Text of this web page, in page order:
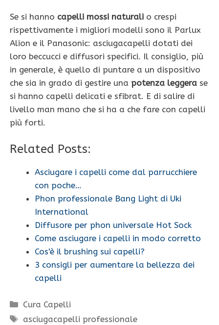
Se si hanno capelli mossi naturali o crespi
rispettivamente i migliori modelli sono il Parlux
Alion e il Panasonic: asciugacapelli dotati dei
loro beccucci e diffusori specifici. Il consiglio, più
in generale, è quello di puntare a un dispositivo
che sia in grado di gestire una potenza leggera se
si hanno capelli delicati e sfibrat. E di salire di
livello man mano che si ha a che fare con capelli
più forti.
Related Posts:
Asciugare i capelli come dal parrucchiere
con poche…
Phon professionale Bang Light di Uki
International
Diffusore per phon universale Hot Sock
Come asciugare i capelli in modo corretto
Cos'è il brushing sui capelli?
3 consigli per aumentare la bellezza dei
capelli
Categorie
Cura Capelli
Tag
asciugacapelli professionale